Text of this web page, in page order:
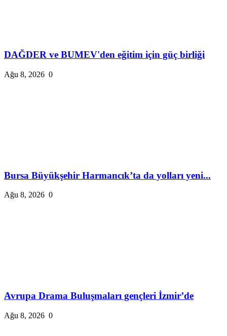
DAĞDER ve BUMEV'den eğitim için güç birliği
Ağu 8, 2026 0
Bursa Büyükşehir Harmancık’ta da yolları yeni...
Ağu 8, 2026 0
Avrupa Drama Buluşmaları gençleri İzmir’de
Ağu 8, 2026 0